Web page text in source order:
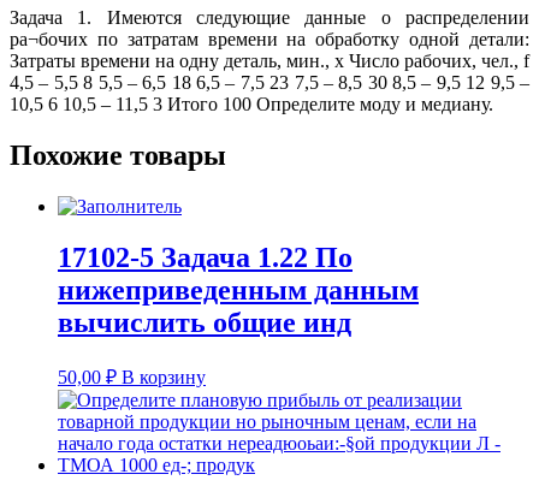
Задача 1. Имеются следующие данные о распределении
ра¬бочих по затратам времени на обработку одной детали:
Затраты времени на одну деталь, мин., х Число рабочих, чел., f
4,5 – 5,5 8 5,5 – 6,5 18 6,5 – 7,5 23 7,5 – 8,5 30 8,5 – 9,5 12 9,5 –
10,5 6 10,5 – 11,5 3 Итого 100 Определите моду и медиану.
Похожие товары
17102-5 Задача 1.22 По
нижеприведенным данным
вычислить общие инд
50,00 ₽ В корзину